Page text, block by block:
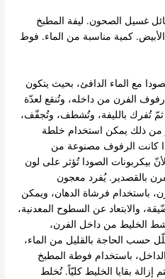
غسيل الصحون. ليفة المطبخ
كمية مناسبة من الماء. فوط
مع الماء الدافئ، بحيث يتكون
الفرن من داخله، وتُنقع لعدّة
تُفرك بالليفة، وتُشطف، وتُجفّف،
من ذلك يمكن استخدام خلطة
كانت الرفوف مصنوعة من
بيكربونات الصودا تُؤثر على لون
بالقصدير. يُفرد معجون
باستخدام فرشاة الدهان، ويمكن
والابتعاد عن السطوح المعدنية،
الخليط من داخل الفرن،
حسب الحاجة بالقليل من الماء،
باستخدام فوطة المطبخ
إزالة بقايا الخليط كليّاً. تُخلط